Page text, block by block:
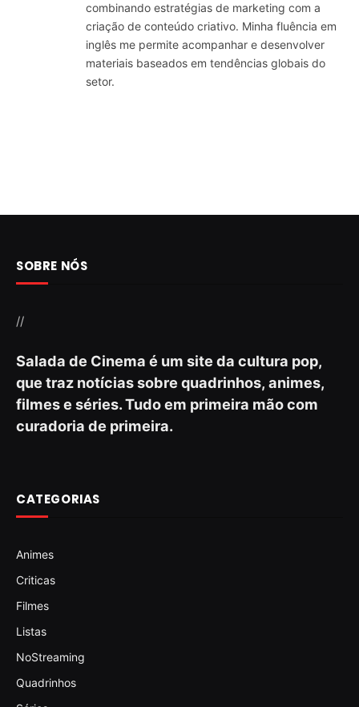
combinando estratégias de marketing com a
criação de conteúdo criativo. Minha fluência em
inglês me permite acompanhar e desenvolver
materiais baseados em tendências globais do
setor.
SOBRE NÓS
//
Salada de Cinema é um site da cultura pop,
que traz notícias sobre quadrinhos, animes,
filmes e séries. Tudo em primeira mão com
curadoria de primeira.
CATEGORIAS
Animes
Criticas
Filmes
Listas
NoStreaming
Quadrinhos